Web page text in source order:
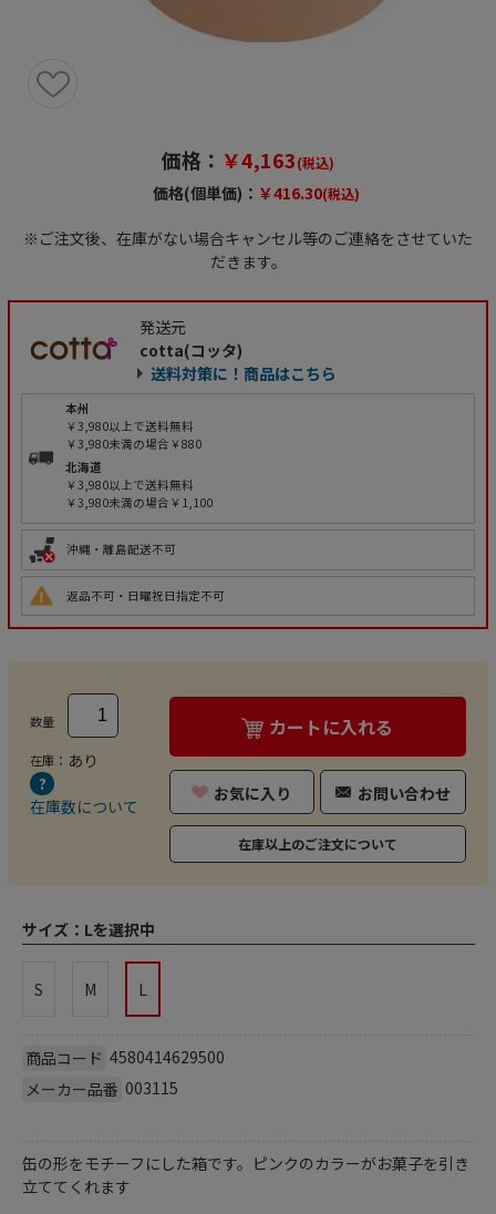
価格： ￥4,163(税込)
価格(個単価)： ￥416.30(税込)
※ご注文後、在庫がない場合キャンセル等のご連絡をさせていた
だきます。
発送元
cotta(コッタ)
送料対策に！商品はこちら
本州
￥3,980以上で送料無料
￥3,980未満の場合￥880
北海道
￥3,980以上で送料無料
￥3,980未満の場合￥1,100
沖縄・離島配送不可
返品不可・日曜祝日指定不可
数量
在庫： あり
在庫数について
カートに入れる
お気に入り お問い合わせ
在庫以上のご注文について
サイズ： Lを選択中
S M L
商品コード 4580414629500
メーカー品番 003115
缶の形をモチーフにした箱です。ピンクのカラーがお菓子を引き
立ててくれます